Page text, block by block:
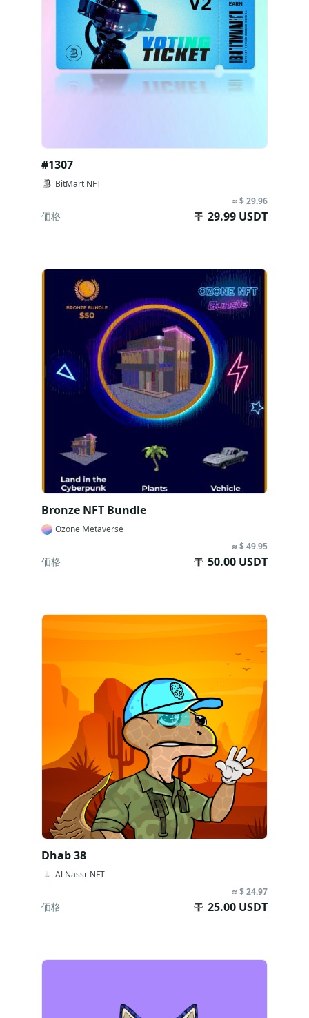
#1307
BitMart NFT
≈ $ 29.96
価格 29.99 USDT
Bronze NFT Bundle
Ozone Metaverse
≈ $ 49.95
価格 50.00 USDT
Dhab 38
Al Nassr NFT
≈ $ 24.97
価格 25.00 USDT